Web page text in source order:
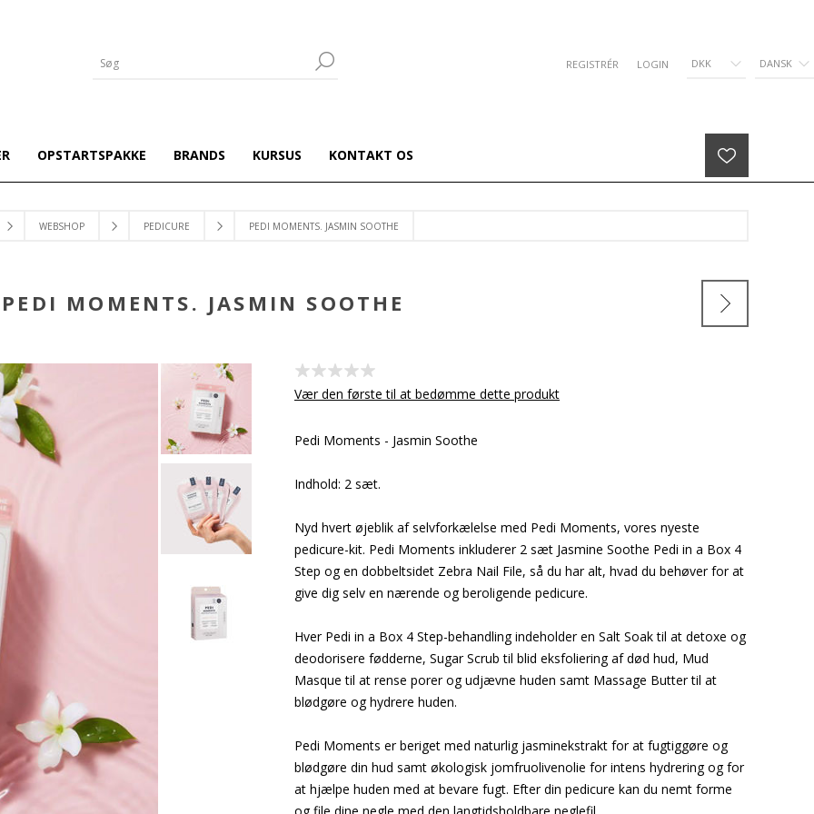
REGISTRÉR LOGIN DKK DANSK
OPSTARTSPAKKE BRANDS KURSUS KONTAKT OS
WEBSHOP PEDICURE PEDI MOMENTS. JASMIN SOOTHE
PEDI MOMENTS. JASMIN SOOTHE
Vær den første til at bedømme dette produkt
Pedi Moments - Jasmin Soothe
Indhold: 2 sæt.
Nyd hvert øjeblik af selvforkælelse med Pedi Moments, vores nyeste
pedicure-kit. Pedi Moments inkluderer 2 sæt Jasmine Soothe Pedi in a Box 4
Step og en dobbeltsidet Zebra Nail File, så du har alt, hvad du behøver for at
give dig selv en nærende og beroligende pedicure.
Hver Pedi in a Box 4 Step-behandling indeholder en Salt Soak til at detoxe og
deodorisere fødderne, Sugar Scrub til blid eksfoliering af død hud, Mud
Masque til at rense porer og udjævne huden samt Massage Butter til at
blødgøre og hydrere huden.
Pedi Moments er beriget med naturlig jasminekstrakt for at fugtiggøre og
blødgøre din hud samt økologisk jomfruolivenolie for intens hydrering og for
at hjælpe huden med at bevare fugt. Efter din pedicure kan du nemt forme